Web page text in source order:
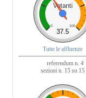
Votanti
0 100
37.5
Tutte le affluenze
referendum n. 4
sezioni n. 15 su 15